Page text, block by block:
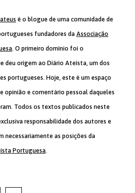
é o blogue de uma comunidade de
fundadores da Associação
. O primeiro domínio foi o
deu origem ao Diário Ateísta, um dos
portugueses. Hoje, este é um espaço
opinião e comentário pessoal daqueles
Todos os textos publicados neste
responsabilidade dos autores e
necessariamente as posições da
Portuguesa.